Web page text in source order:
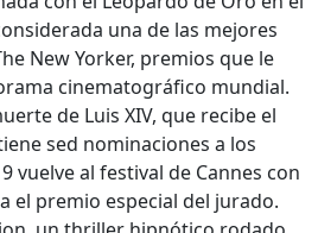
una de las mejores
New Yorker, premios que le
cinematográfico mundial.
de Luis XIV, que recibe el
sed nominaciones a los
vuelve al festival de Cannes con
el premio especial del jurado.